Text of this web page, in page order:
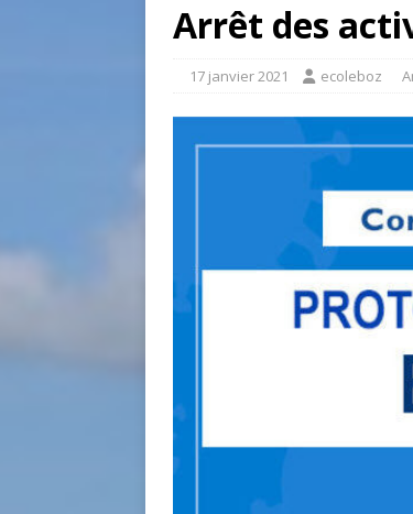
Arrêt des
17 janvier 2021 ecoleboz